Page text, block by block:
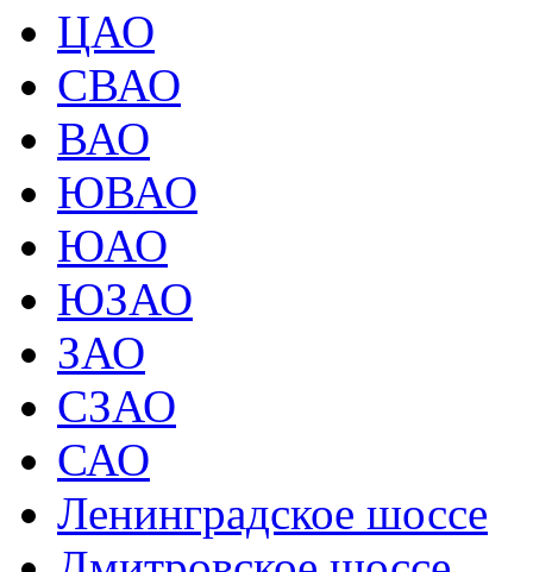
ЦАО
СВАО
ВАО
ЮВАО
ЮАО
ЮЗАО
ЗАО
СЗАО
САО
Ленинградское шоссе